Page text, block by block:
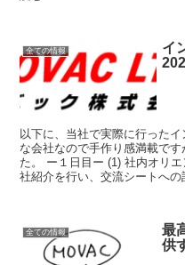
全ての情報
イ
以下に、当社で実際に行った
な会社なので手作り感満載で
た。 ー１日目ー (1) 社内オリ
社紹介を行い、交流シートへ
全ての情報
最
供